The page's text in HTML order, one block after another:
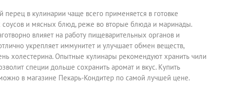
перец в кулинарии чаще всего применяется в готовке
соусов и мясных блюд, реже во вторые блюда и маринады.
влияет на работу пищеварительных органов и
укрепляет иммунитет и улучшает обмен веществ,
холестерина. Опытные кулинары рекомендуют хранить чили
специи дольше сохранить аромат и вкус. Купить
в магазине Пекарь-Кондитер по самой лучшей цене.